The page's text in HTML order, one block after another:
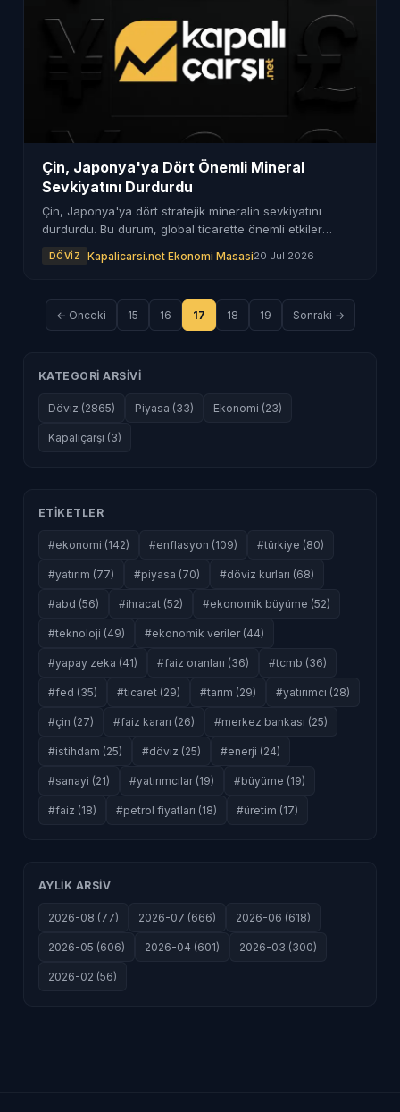
Çin, Japonya'ya Dört Önemli Mineral
Sevkiyatını Durdurdu
Çin, Japonya'ya dört stratejik mineralin sevkiyatını
durdurdu. Bu durum, global ticarette önemli etkiler
DÖVIZ Kapalicarsi.net Ekonomi Masasi20 Jul 2026
← Onceki 15 16 17 18 19 Sonraki →
KATEGORI ARSIVI
Döviz (2865) Piyasa (33) Ekonomi (23)
Kapalıçarşı (3)
ETIKETLER
#ekonomi (142) #enflasyon (109) #türkiye (80)
#yatırım (77) #piyasa (70) #döviz kurları (68)
#abd (56) #ihracat (52) #ekonomik büyüme (52)
#teknoloji (49) #ekonomik veriler (44)
#yapay zeka (41) #faiz oranları (36) #tcmb (36)
#fed (35) #ticaret (29) #tarım (29) #yatırımcı (28)
#çin (27) #faiz kararı (26) #merkez bankası (25)
#istihdam (25) #döviz (25) #enerji (24)
#sanayi (21) #yatırımcılar (19) #büyüme (19)
#faiz (18) #petrol fiyatları (18) #üretim (17)
AYLIK ARSIV
2026-08 (77) 2026-07 (666) 2026-06 (618)
2026-05 (606) 2026-04 (601) 2026-03 (300)
2026-02 (56)